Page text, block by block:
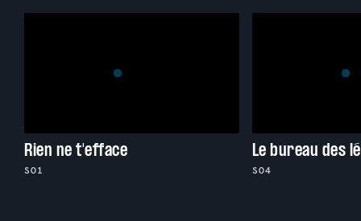
Rien ne t'efface
S01
Le bureau des
S04